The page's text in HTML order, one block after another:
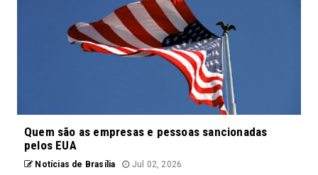
Quem são as empresas e pessoas sancionadas
pelos EUA
Notícias de Brasília Jul 02, 2026